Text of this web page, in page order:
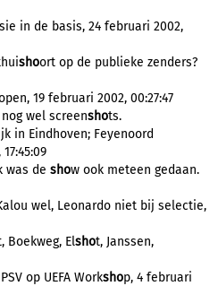
in de basis, 24 februari 2002,
shoort op de publieke zenders?
19 februari 2002, 00:27:47
wel screenshots.
in Eindhoven; Feyenoord
was de show ook meteen gedaan.
wel, Leonardo niet bij selectie,
Boekweg, Elshot, Janssen,
op UEFA Workshop, 4 februari